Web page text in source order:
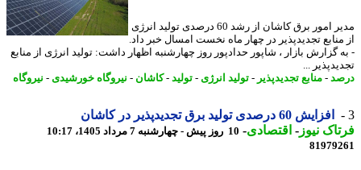
مدیر امور برق کاشان از رشد 60 درصدی تولید انرژی
تجدیدپذیر در چهار ماه نخست امسال خبر داد.
گزارش بازار ، شاپور حدادپور روز چهارشنبه اظهار داشت: تولید انرژی از منابع
...
-منابع تجدیدپذیر-تولید انرژی-تولید-کاشان-نیروگاه خورشیدی-نیروگاه
افزایش 60 درصدی تولید برق تجدیدپذیر در کاشان
نیوز-اقتصادی-10 روز پیش - چهارشنبه 7 مرداد 1405، 10:17